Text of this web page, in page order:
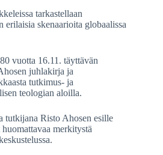
tarkastellaan
erilaisia skenaarioita globaalissa
vuotta 16.11. täyttävän
juhlakirja ja
tutkimus- ja
teologian aloilla.
tutkijana Risto Ahosen esille
merkitystä